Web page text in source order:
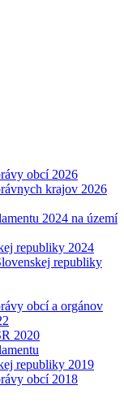
obcí 2026
krajov 2026
2024 na území
republiky 2024
republiky
obcí a orgánov
2020
republiky 2019
obcí 2018